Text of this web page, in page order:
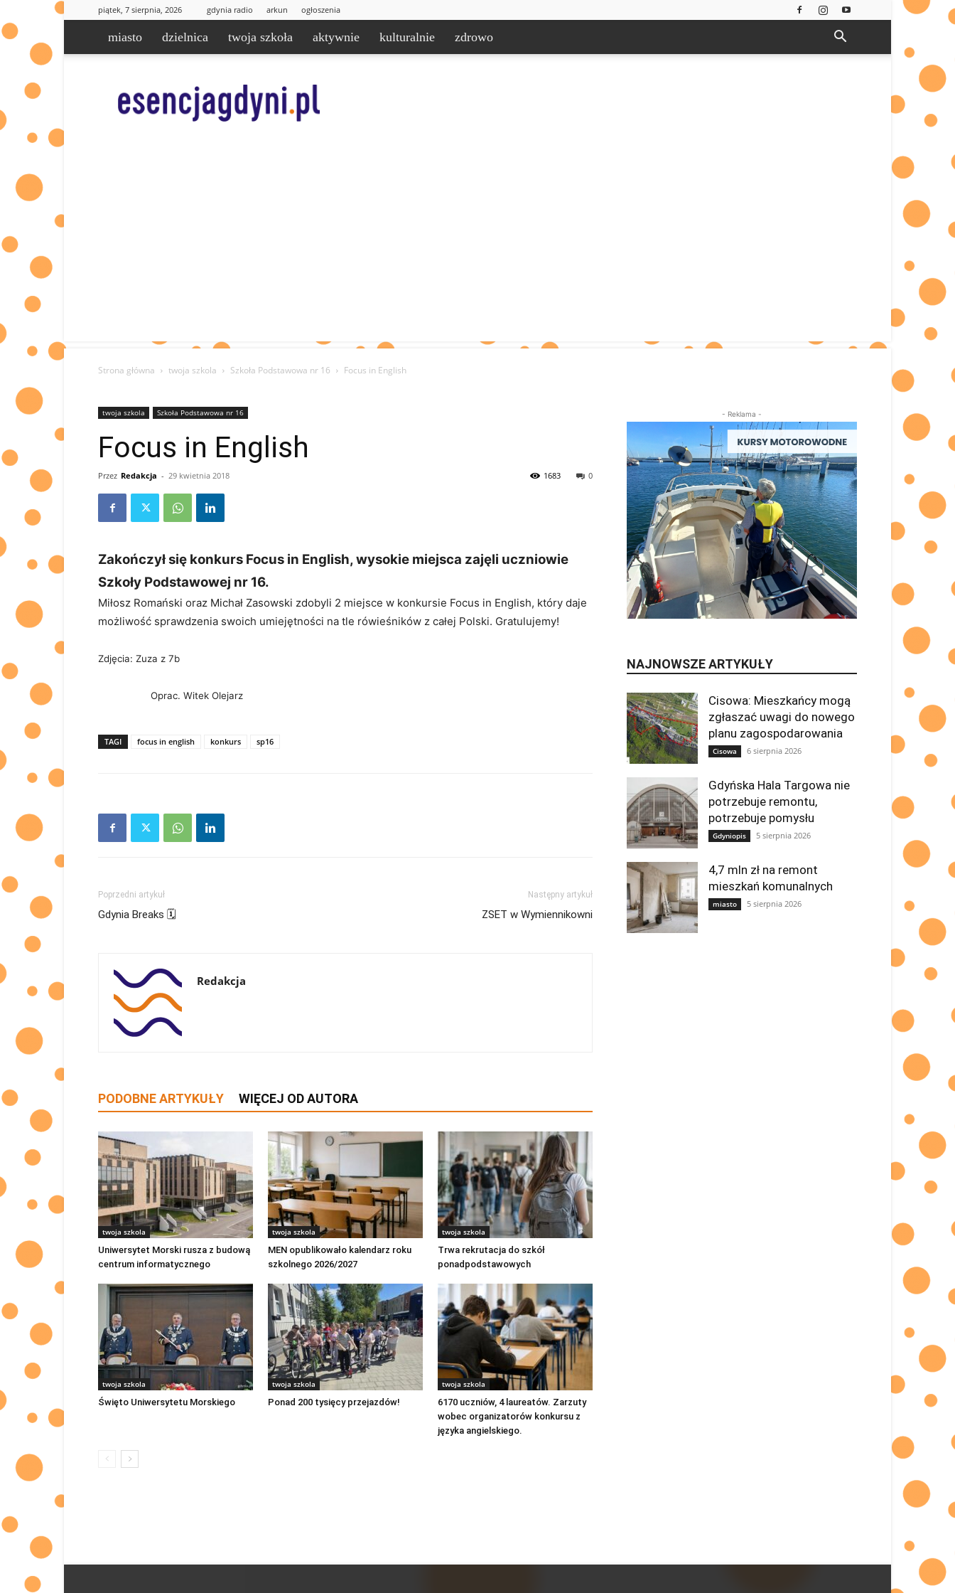
piątek, 7 sierpnia, 2026 gdynia radio arkun ogłoszenia
miasto dzielnica twoja szkoła aktywnie kulturalnie zdrowo
|
informacje
Strona główna twoja szkola Szkoła Podstawowa nr 16 Focus in English
twoja szkola Szkoła Podstawowa nr 16
Focus in English
Przez Redakcja - 29 kwietnia 2018 0
1683
Zakończył się konkurs Focus in English, wysokie miejsca zajęli uczniowie
Szkoły Podstawowej nr 16.
Miłosz Romański oraz Michał Zasowski zdobyli 2 miejsce w konkursie Focus in English, który daje
możliwość sprawdzenia swoich umiejętności na tle rówieśników z całej Polski. Gratulujemy!
Zdjęcia: Zuza z 7b
Oprac. Witek Olejarz
TAGI focus in english konkurs sp16
Poprzedni artykuł
Gdynia Breaks 🗓
Następny artykuł
ZSET w Wymiennikowni
Redakcja
PODOBNE ARTYKUŁY WIĘCEJ OD AUTORA
twoja szkola
Uniwersytet Morski rusza z budową
centrum informatycznego
twoja szkola
MEN opublikowało kalendarz roku
szkolnego 2026/2027
twoja szkola
Trwa rekrutacja do szkół
ponadpodstawowych
twoja szkola
Święto Uniwersytetu Morskiego
twoja szkola
Ponad 200 tysięcy przejazdów!
twoja szkola
6170 uczniów, 4 laureatów. Zarzuty
wobec organizatorów konkursu z
języka angielskiego.
- Reklama -
NAJNOWSZE ARTYKUŁY
Cisowa: Mieszkańcy mogą
zgłaszać uwagi do nowego
planu zagospodarowania
Cisowa 6 sierpnia 2026
Gdyńska Hala Targowa nie
potrzebuje remontu,
potrzebuje pomysłu
Gdyniopis 5 sierpnia 2026
4,7 mln zł na remont
mieszkań komunalnych
miasto 5 sierpnia 2026